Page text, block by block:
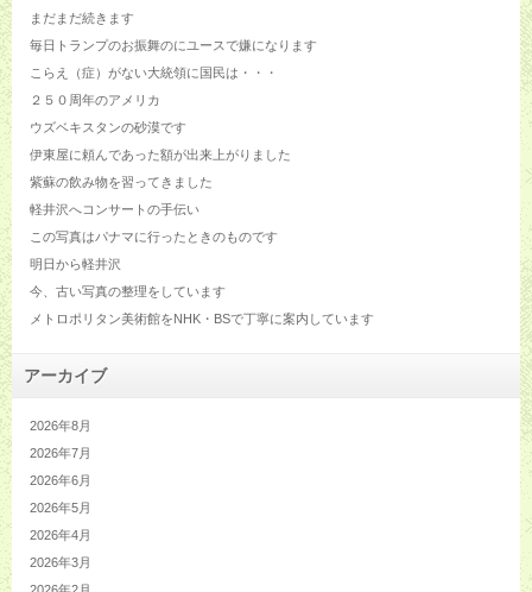
まだまだ続きます
毎日トランプのお振舞のにユースで嫌になります
こらえ（症）がない大統領に国民は・・・
２５０周年のアメリカ
ウズベキスタンの砂漠です
伊東屋に頼んであった額が出来上がりました
紫蘇の飲み物を習ってきました
軽井沢へコンサートの手伝い
この写真はパナマに行ったときのものです
明日から軽井沢
今、古い写真の整理をしています
メトロポリタン美術館をNHK・BSで丁寧に案内しています
アーカイブ
2026年8月
2026年7月
2026年6月
2026年5月
2026年4月
2026年3月